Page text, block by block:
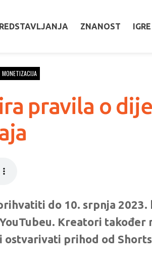
ZNANOST IGRE
MONETIZACIJA
pravila o
do 10. srpnja 2023.
Kreatori
ostvarivati prihod od